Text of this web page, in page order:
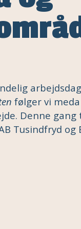
arbejdsdag
følger vi
Denne
Tusindfryd og